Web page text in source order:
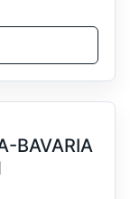
BAVARIA